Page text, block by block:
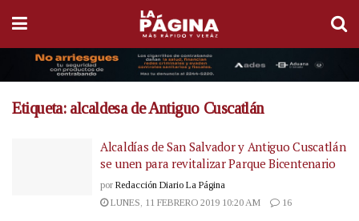
Etiqueta: alcaldesa de Antiguo Cuscatlán
Alcaldías de San Salvador y Antiguo Cuscatlán
se unen para revitalizar Parque Bicentenario
por Redacción Diario La Página
LUNES, 11 FEBRERO 2019 10:20 AM
16